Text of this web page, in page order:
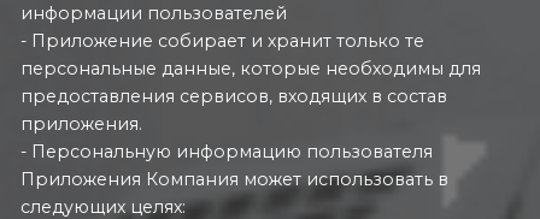
информации пользователей
- Приложение собирает и хранит только те
персональные данные, которые необходимы для
предоставления сервисов, входящих в состав
приложения.
- Персональную информацию пользователя
Приложения Компания может использовать в
следующих целях: